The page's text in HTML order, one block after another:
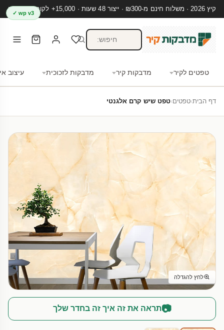
קיץ 2026 · משלוח חינם מ-₪300 · ייצור 48 שעות · 15,000+ לקוחות מרוצים
טפטים לקיר מדבקות קיר מדבקות לזכוכית עיצוב
wp v3 ✓
דף הבית›טפטים›טפט שיש קרם אלגנטי
לחץ להגדלה
📷תראה את זה איך זה בחדר שלך